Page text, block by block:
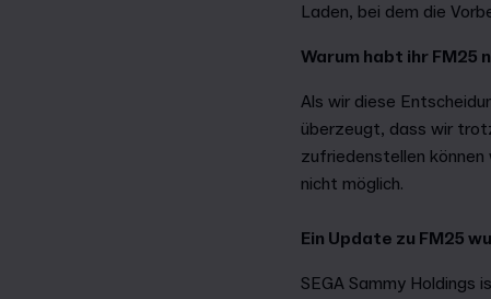
Laden, bei dem die
Warum habt ihr FM25
Als wir diese
überzeugt, dass wir
zufriedenstellen
nicht möglich.
Ein Update zu FM25
SEGA Sammy Holdings